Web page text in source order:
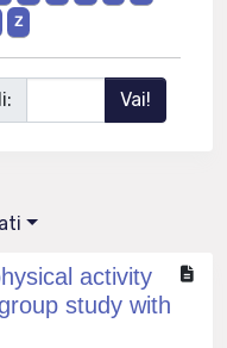
Z
activity
study with